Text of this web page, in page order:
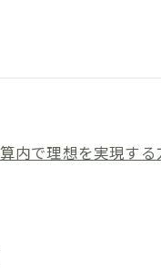
内で理想を実現する